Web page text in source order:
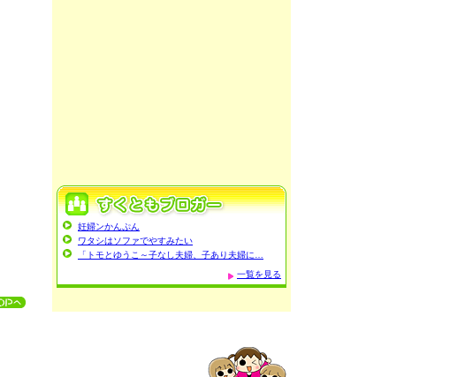
妊婦ンかんぷん
ワタシはソファでやすみたい
「トモとゆうこ～子なし夫婦、子あり夫婦に…
一覧を見る